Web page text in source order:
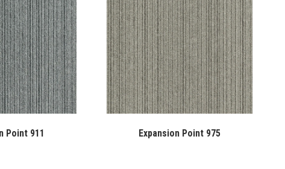
Point 911 Expansion Point 975